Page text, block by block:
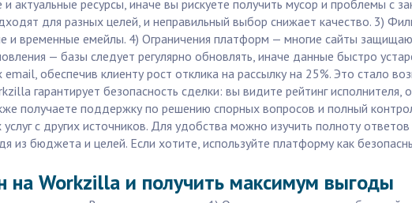
ресурсы, иначе вы рискуете получить мусор и проблемы с
для разных целей, и неправильный выбор снижает качество. 3)
временные емейлы. 4) Ограничения платформ — многие сайты
— базы следует регулярно обновлять, иначе данные быстро
обеспечив клиенту рост отклика на рассылку на 25%. Это стало
гарантирует безопасность сделки: вы видите рейтинг
получаете поддержку по решению спорных вопросов и полный
с других источников. Для удобства можно изучить полноту
из бюджета и целей. Если хотите, используйте платформу как
на Workzilla и получить максимум выгоды